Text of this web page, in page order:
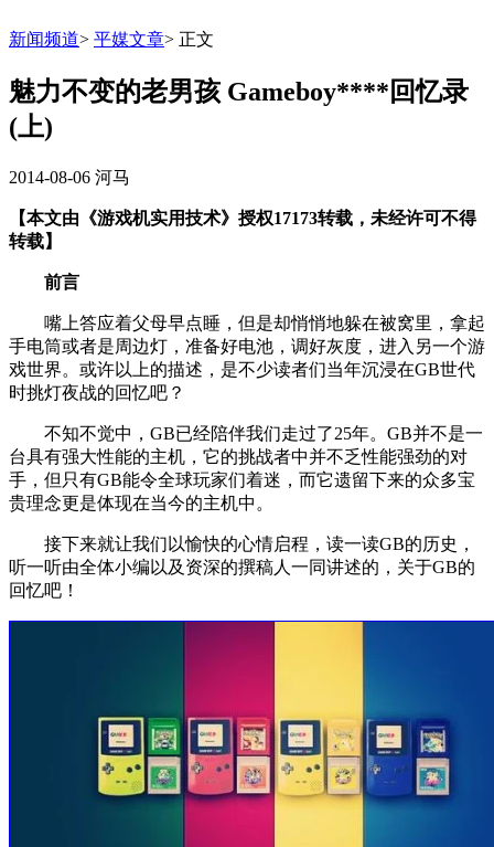
新闻频道> 平媒文章> 正文
魅力不变的老男孩 Gameboy****回忆录
(上)
2014-08-06 河马
【本文由《游戏机实用技术》授权17173转载，未经许可不得
转载】
前言
嘴上答应着父母早点睡，但是却悄悄地躲在被窝里，拿起
手电筒或者是周边灯，准备好电池，调好灰度，进入另一个游
戏世界。或许以上的描述，是不少读者们当年沉浸在GB世代
时挑灯夜战的回忆吧？
不知不觉中，GB已经陪伴我们走过了25年。GB并不是一
台具有强大性能的主机，它的挑战者中并不乏性能强劲的对
手，但只有GB能令全球玩家们着迷，而它遗留下来的众多宝
贵理念更是体现在当今的主机中。
接下来就让我们以愉快的心情启程，读一读GB的历史，
听一听由全体小编以及资深的撰稿人一同讲述的，关于GB的
回忆吧！